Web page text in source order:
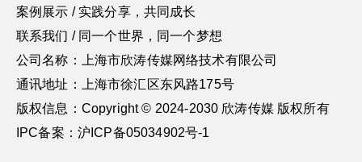
案例展示 / 实践分享，共同成长
联系我们 / 同一个世界，同一个梦想
公司名称：上海市欣涛传媒网络技术有限公司
通讯地址：上海市徐汇区东风路175号
版权信息：Copyright © 2024-2030 欣涛传媒 版权所有
IPC备案：沪ICP备05034902号-1